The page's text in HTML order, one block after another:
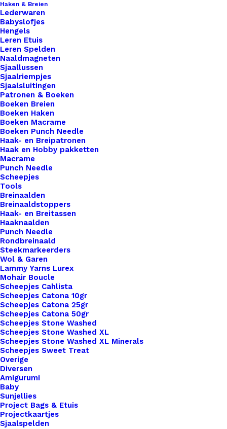
Haken & Breien
Lederwaren
Babyslofjes
Hengels
Leren Etuis
Leren Spelden
Naaldmagneten
Sjaallussen
Sjaalriempjes
Sjaalsluitingen
Patronen & Boeken
Boeken Breien
Boeken Haken
Boeken Macrame
Boeken Punch Needle
Haak- en Breipatronen
Haak en Hobby pakketten
Macrame
Punch Needle
Scheepjes
Tools
Breinaalden
Breinaaldstoppers
Haak- en Breitassen
Haaknaalden
Punch Needle
Rondbreinaald
Steekmarkeerders
Wol & Garen
Lammy Yarns Lurex
Mohair Boucle
Scheepjes Cahlista
Scheepjes Catona 10gr
Scheepjes Catona 25gr
Scheepjes Catona 50gr
Scheepjes Stone Washed
Scheepjes Stone Washed XL
Scheepjes Stone Washed XL Minerals
Scheepjes Sweet Treat
Overige
Diversen
Amigurumi
Baby
Sunjellies
Project Bags & Etuis
Projectkaartjes
Sjaalspelden
€3,50
€3,50